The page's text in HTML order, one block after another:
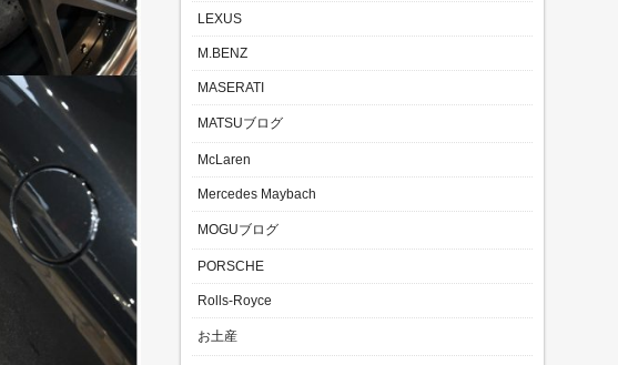
LEXUS
M.BENZ
MASERATI
MATSUブログ
McLaren
Mercedes Maybach
MOGUブログ
PORSCHE
Rolls-Royce
お土産